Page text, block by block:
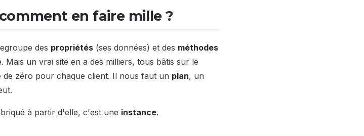
en faire mille ?
des propriétés (ses données) et des méthodes
Mais un vrai site en a des milliers, tous bâtis sur le
de zéro pour chaque client. Il nous faut un plan, un
à partir d'elle, c'est une instance.